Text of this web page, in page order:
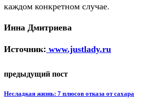
каждом конкретном случае.
Инна Дмитриева
Источник: www.justlady.ru
предыдущий пост
Несладкая жизнь: 7 плюсов отказа от сахара